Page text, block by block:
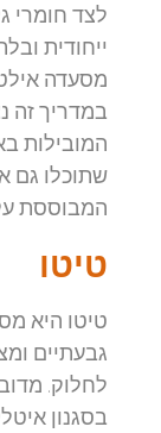
לצד חומרי
ייחודית
מסעדה
במדריך זה
המובילות
שתוכלו גם
המבוססת
טיטו
טיטו היא
גבעתיים
לחלוק.
בסגנון